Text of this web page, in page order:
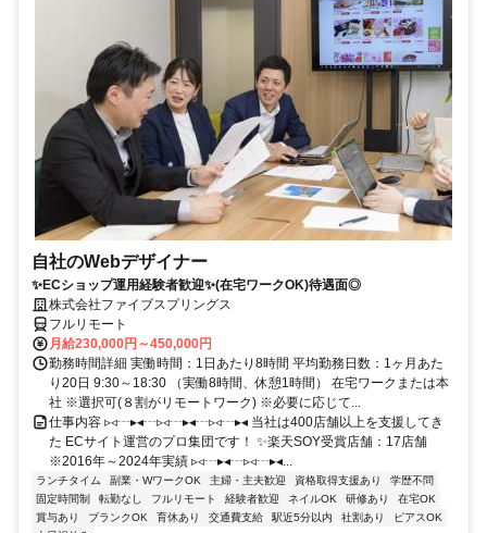
自社のWebデザイナー
✨ECショップ運用経験者歓迎✨(在宅ワークOK)待遇面◎
株式会社ファイブスプリングス
フルリモート
月給230,000円～450,000円
勤務時間詳細 実働時間：1日あたり8時間 平均勤務日数：1ヶ月あた
り20日 9:30～18:30 （実働8時間、休憩1時間） 在宅ワークまたは本
社 ※選択可(８割がリモートワーク) ※必要に応じて...
仕事内容 ▹◃┄▸◂┄▹◃┄▸◂┄▹◃┄▸◂ 当社は400店舗以上を支援してき
た ECサイト運営のプロ集団です！ ✨楽天SOY受賞店舗：17店舗
※2016年～2024年実績 ▹◃┄▸◂┄▹◃┄▸◂...
ランチタイム 副業・WワークOK 主婦・主夫歓迎 資格取得支援あり
学歴不問
固定時間制
転勤なし フルリモート 経験者歓迎 ネイルOK 研修あり
在宅OK
賞与あり
ブランクOK 育休あり 交通費支給 駅近5分以内 社割あり
ピアスOK